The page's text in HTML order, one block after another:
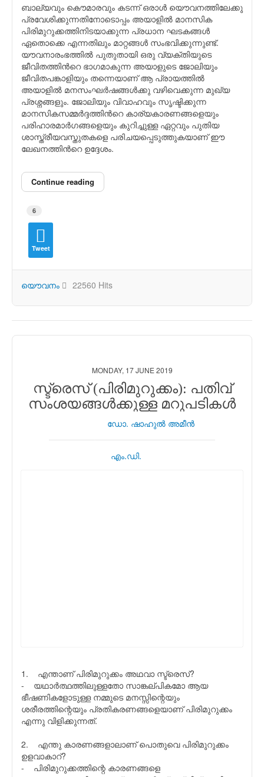
ബാല്യവും കൌമാരവും കടന്ന്‍ ഒരാള്‍ യൌവനത്തിലേക്കു
പ്രവേശിക്കുന്നതിനോടൊപ്പം അയാളില്‍ മാനസിക
പിരിമുറുക്കത്തിനിടയാക്കുന്ന പ്രധാന ഘടകങ്ങള്‍
ഏതൊക്കെ എന്നതിലും മാറ്റങ്ങള്‍ സംഭവിക്കുന്നുണ്ട്.
യൗവനാരംഭത്തില്‍ പുതുതായി ഒരു വ്യക്തിയുടെ
ജീവിതത്തിന്‍റെ ഭാഗമാകുന്ന അയാളുടെ ജോലിയും
ജീവിതപങ്കാളിയും തന്നെയാണ് ആ പ്രായത്തില്‍
അയാളില്‍ മനസംഘര്‍ഷങ്ങള്‍ക്കു വഴിവെക്കുന്ന മുഖ്യ
പ്രശ്നങ്ങളും. ജോലിയും വിവാഹവും സൃഷ്ടിക്കുന്ന
മാനസികസമ്മര്‍ദ്ദത്തിന്‍റെ കാര്യകാരണങ്ങളെയും
പരിഹാരമാര്‍ഗങ്ങളെയും കുറിച്ചുള്ള ഏറ്റവും പുതിയ
ശാസ്ത്രീയവസ്തുതകളെ പരിചയപ്പെടുത്തുകയാണ് ഈ
ലേഖനത്തിന്‍റെ ഉദ്ദേശം.
Continue reading
6
Tweet
യൌവനം 22560 Hits
MONDAY, 17 JUNE 2019
സ്ട്രെസ് (പിരിമുറുക്കം): പതിവ്
സംശയങ്ങള്‍ക്കുള്ള മറുപടികള്‍
ഡോ. ഷാഹുല്‍ അമീന്‍
എം.ഡി.
1. എന്താണ് പിരിമുറുക്കം അഥവാ സ്ട്രെസ്?
- യഥാര്‍ത്ഥത്തിലുള്ളതോ സാങ്കല്പികമോ ആയ
ഭീഷണികളോടുള്ള നമ്മുടെ മനസ്സിന്റെയും
ശരീരത്തിന്റെയും പ്രതികരണങ്ങളെയാണ് പിരിമുറുക്കം
എന്നു വിളിക്കുന്നത്.
2. എന്തു കാരണങ്ങളാലാണ് പൊതുവെ പിരിമുറുക്കം
ഉളവാകാറ്?
- പിരിമുറുക്കത്തിന്റെ കാരണങ്ങളെ